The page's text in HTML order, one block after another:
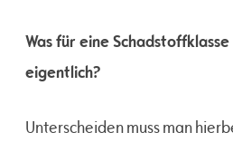
Was für eine
eigentlich?
Unterscheiden muss man